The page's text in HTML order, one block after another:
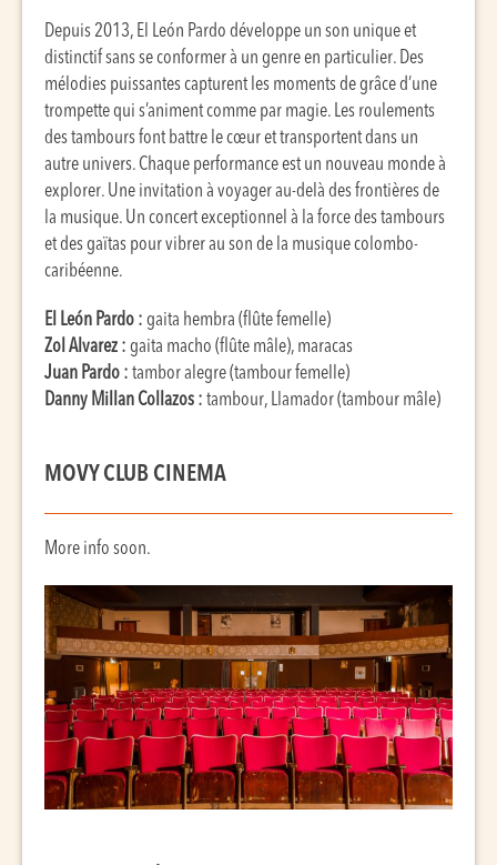
Depuis 2013, El León Pardo développe un son unique et
distinctif sans se conformer à un genre en particulier. Des
mélodies puissantes capturent les moments de grâce d’une
trompette qui s’animent comme par magie. Les roulements
des tambours font battre le cœur et transportent dans un
autre univers. Chaque performance est un nouveau monde à
explorer. Une invitation à voyager au-delà des frontières de
la musique. Un concert exceptionnel à la force des tambours
et des gaïtas pour vibrer au son de la musique colombo-
caribéenne.
El León Pardo : gaita hembra (flûte femelle)
Zol Alvarez : gaita macho (flûte mâle), maracas
Juan Pardo : tambor alegre (tambour femelle)
Danny Millan Collazos : tambour, Llamador (tambour mâle)
MOVY CLUB CINEMA
More info soon.